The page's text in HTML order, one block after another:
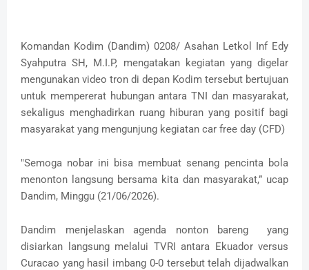
Komandan Kodim (Dandim) 0208/ Asahan Letkol Inf Edy
Syahputra SH, M.I.P, mengatakan kegiatan yang digelar
mengunakan video tron di depan Kodim tersebut bertujuan
untuk mempererat hubungan antara TNI dan masyarakat,
sekaligus menghadirkan ruang hiburan yang positif bagi
masyarakat yang mengunjung kegiatan car free day (CFD)
"Semoga nobar ini bisa membuat senang pencinta bola
menonton langsung bersama kita dan masyarakat,” ucap
Dandim, Minggu (21/06/2026).
Dandim menjelaskan agenda nonton bareng yang
disiarkan langsung melalui TVRI antara Ekuador versus
Curacao yang hasil imbang 0-0 tersebut telah dijadwalkan